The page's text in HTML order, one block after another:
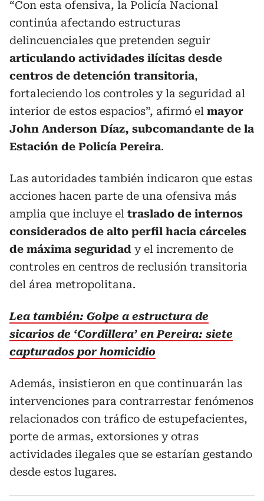
“Con esta ofensiva, la Policía Nacional
continúa afectando estructuras
delincuenciales que pretenden seguir
articulando actividades ilícitas desde
centros de detención transitoria,
fortaleciendo los controles y la seguridad al
interior de estos espacios”, afirmó el mayor
John Anderson Díaz, subcomandante de la
Estación de Policía Pereira.
Las autoridades también indicaron que estas
acciones hacen parte de una ofensiva más
amplia que incluye el traslado de internos
considerados de alto perfil hacia cárceles
de máxima seguridad y el incremento de
controles en centros de reclusión transitoria
del área metropolitana.
Lea también: Golpe a estructura de
sicarios de ‘Cordillera’ en Pereira: siete
capturados por homicidio
Además, insistieron en que continuarán las
intervenciones para contrarrestar fenómenos
relacionados con tráfico de estupefacientes,
porte de armas, extorsiones y otras
actividades ilegales que se estarían gestando
desde estos lugares.